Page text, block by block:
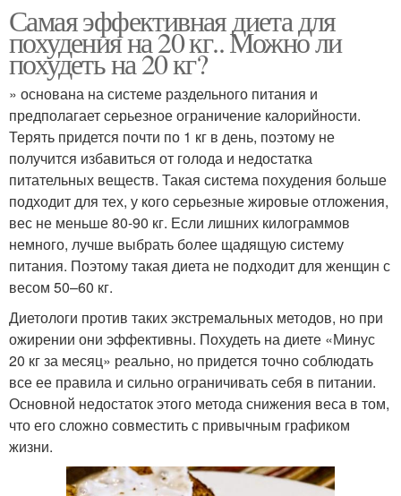
Самая эффективная диета для
похудения на 20 кг.. Можно ли
похудеть на 20 кг?
» основана на системе раздельного питания и
предполагает серьезное ограничение калорийности.
Терять придется почти по 1 кг в день, поэтому не
получится избавиться от голода и недостатка
питательных веществ. Такая система похудения больше
подходит для тех, у кого серьезные жировые отложения,
вес не меньше 80-90 кг. Если лишних килограммов
немного, лучше выбрать более щадящую систему
питания. Поэтому такая диета не подходит для женщин с
весом 50–60 кг.
Диетологи против таких экстремальных методов, но при
ожирении они эффективны. Похудеть на диете «Минус
20 кг за месяц» реально, но придется точно соблюдать
все ее правила и сильно ограничивать себя в питании.
Основной недостаток этого метода снижения веса в том,
что его сложно совместить с привычным графиком
жизни.